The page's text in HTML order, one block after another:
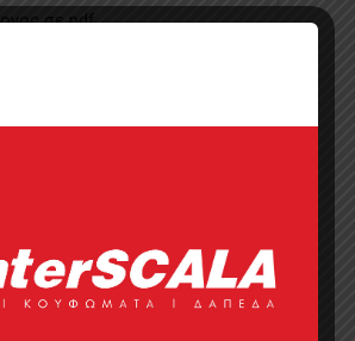
σε pdf
237,Collections,The
,Διακοσμητικές